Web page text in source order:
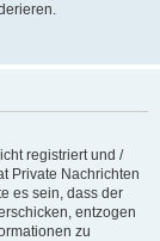
registriert und /
Private Nachrichten
es sein, dass der
entzogen
zu